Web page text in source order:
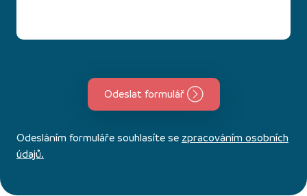
Odeslat formulář
Odesláním formuláře souhlasíte se zpracováním osobních
údajů.